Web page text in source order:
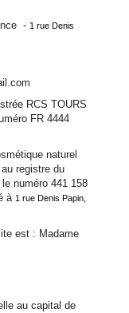
- 1 rue Denis
RCS TOURS
FR 4444
naturel
registre du
numéro 441 158
à 1 rue Denis Papin,
est : Madame
au capital de